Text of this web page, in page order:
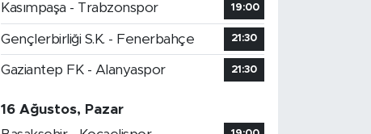
Kasımpaşa - Trabzonspor 19:00
Gençlerbirliği S.K. - Fenerbahçe 21:30
Gaziantep FK - Alanyaspor 21:30
16 Ağustos, Pazar